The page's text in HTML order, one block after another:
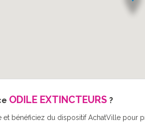
ODILE EXTINCTEURS ?
bénéficiez du dispositif AchatVille pour